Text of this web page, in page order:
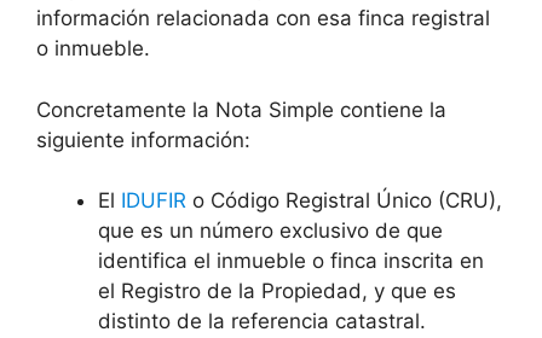
información relacionada con esa finca registral
o inmueble.
Concretamente la Nota Simple contiene la
siguiente información:
El IDUFIR o Código Registral Único (CRU),
que es un número exclusivo de que
identifica el inmueble o finca inscrita en
el Registro de la Propiedad, y que es
distinto de la referencia catastral.